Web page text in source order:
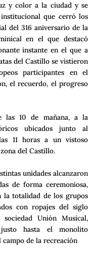
y color a la ciudad y se
que cerró los
del 316 aniversario de la
en el que destacó
instante en el que a
del Castillo se vistieron
participantes en el
el recuerdo, el progreso
las 10 de mañana, a la
ubicados junto al
11 horas a un vistoso
del Castillo.
unidades alcanzaron
de forma ceremoniosa,
la totalidad de los grupos
con ropajes del siglo
Unión Musical,
hasta el monolito
de la recreación